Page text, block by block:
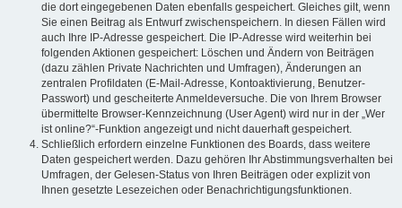
die dort eingegebenen Daten ebenfalls gespeichert. Gleiches gilt, wenn
Sie einen Beitrag als Entwurf zwischenspeichern. In diesen Fällen wird
auch Ihre IP-Adresse gespeichert. Die IP-Adresse wird weiterhin bei
folgenden Aktionen gespeichert: Löschen und Ändern von Beiträgen
(dazu zählen Private Nachrichten und Umfragen), Änderungen an
zentralen Profildaten (E-Mail-Adresse, Kontoaktivierung, Benutzer-
Passwort) und gescheiterte Anmeldeversuche. Die von Ihrem Browser
übermittelte Browser-Kennzeichnung (User Agent) wird nur in der „Wer
ist online?“-Funktion angezeigt und nicht dauerhaft gespeichert.
Schließlich erfordern einzelne Funktionen des Boards, dass weitere
Daten gespeichert werden. Dazu gehören Ihr Abstimmungsverhalten bei
Umfragen, der Gelesen-Status von Ihren Beiträgen oder explizit von
Ihnen gesetzte Lesezeichen oder Benachrichtigungsfunktionen.